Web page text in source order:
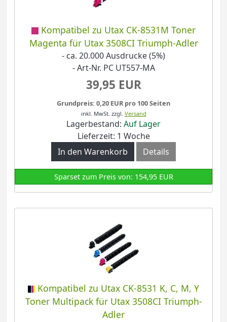
Kompatibel zu Utax CK-8531M Toner
Magenta für Utax 3508CI Triumph-Adler
- ca. 20.000 Ausdrucke (5%)
- Art-Nr. PC UT557-MA
39,95 EUR
Grundpreis: 0,20 EUR pro 100 Seiten
inkl. MwSt. zzgl. Versand
Lagerbestand: Auf Lager
Lieferzeit: 1 Woche
In den Warenkorb
Details
Sparset zum Preis von: 154,95 EUR
Kompatibel zu Utax CK-8531 K, C, M, Y
Toner Multipack für Utax 3508CI Triumph-
Adler